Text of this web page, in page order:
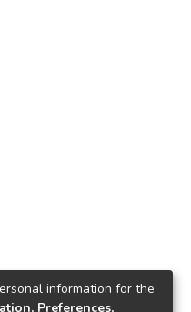
information for the
Preferences,